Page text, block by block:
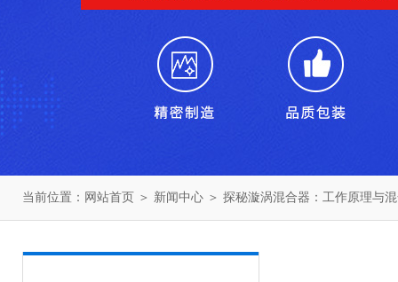
当前位置： 网站首页 ＞ 新闻中心 ＞ 探秘漩涡混合器：工作原理与